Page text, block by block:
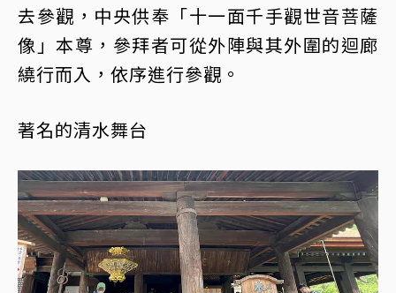
去參觀，中央供奉「十一面千手觀世音菩薩
像」本尊，參拜者可從外陣與其外圍的迴廊
繞行而入，依序進行參觀。
著名的清水舞台